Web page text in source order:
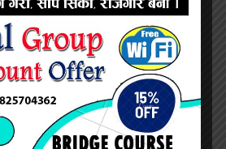
कार्यक्रमहरुमा
चेतना फैलाउन
आयोजना गर्नुपर्दछ,